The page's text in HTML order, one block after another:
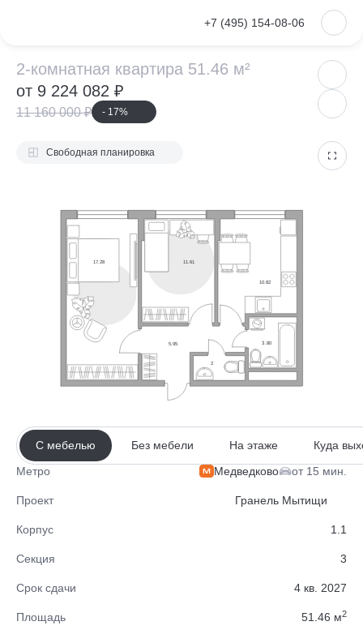
+7 (495) 154-08-06
2-комнатная
2-комнатная квартира 51.46 м²
от 9 224 082 ₽
11 160 000 ₽ - 17%
VKontakte
Метро Медведково от 15 мин.
Проект Гранель Мытищи
Корпус 1.1
Секция 3
Срок сдачи 4 кв. 2027
Площадь 51.46 м2
17.28 11.61
10.82
2
3.80
5.95
Свободная планировка
С мебелью Без мебели На этаже Куда